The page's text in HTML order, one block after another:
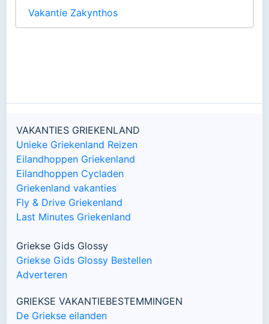
Vakantie Zakynthos
VAKANTIES GRIEKENLAND
Unieke Griekenland Reizen
Eilandhoppen Griekenland
Eilandhoppen Cycladen
Griekenland vakanties
Fly & Drive Griekenland
Last Minutes Griekenland
Griekse Gids Glossy
Griekse Gids Glossy Bestellen
Adverteren
GRIEKSE VAKANTIEBESTEMMINGEN
De Griekse eilanden